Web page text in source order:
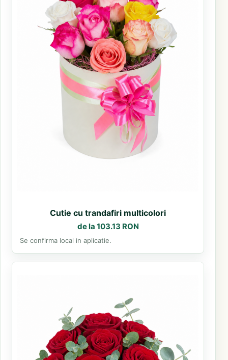
Cutie cu trandafiri multicolori
de la 103.13 RON
Se confirma local in aplicatie.